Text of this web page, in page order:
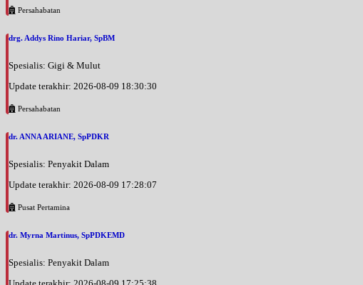
Persahabatan
drg. Addys Rino Hariar, SpBM
Spesialis: Gigi & Mulut
Update terakhir: 2026-08-09 18:30:30
Persahabatan
dr. ANNA ARIANE, SpPDKR
Spesialis: Penyakit Dalam
Update terakhir: 2026-08-09 17:28:07
Pusat Pertamina
dr. Myrna Martinus, SpPDKEMD
Spesialis: Penyakit Dalam